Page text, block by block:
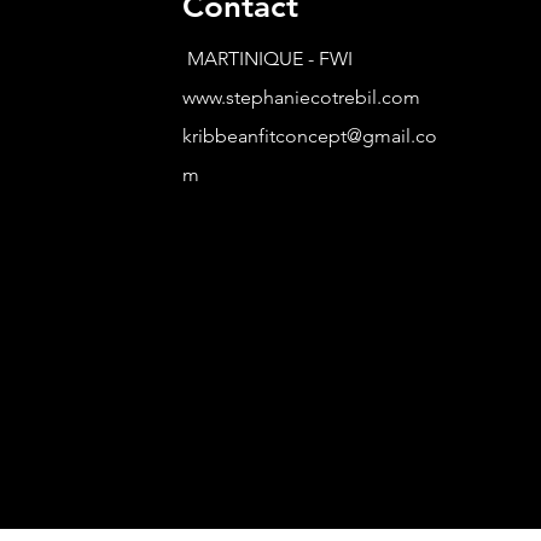
MARTINIQUE - FWI
www.stephaniecotrebil.com
kribbeanfitconcept@gmail.co
m